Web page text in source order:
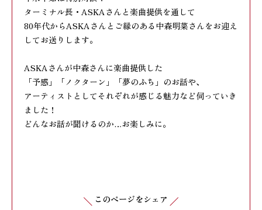
ターミナル長・ASKAさんと楽曲提供を通して
80年代からASKAさんとご縁のある中森明菜さんをお迎え
してお送りします。
ASKAさんが中森さんに楽曲提供した
「予感」「ノクターン」「夢のふち」のお話や、
アーティストとしてそれぞれが感じる魅力など伺っていき
ました！
どんなお話が聞けるのか…お楽しみに。
このページをシェア